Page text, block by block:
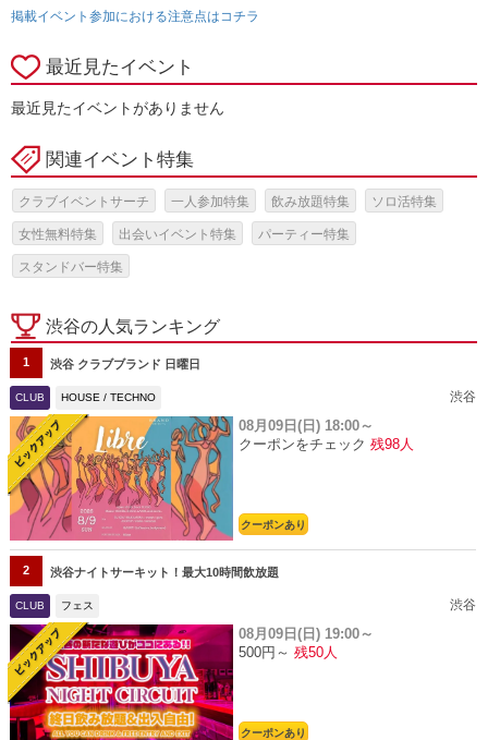
掲載イベント参加における注意点はコチラ
最近見たイベント
最近見たイベントがありません
関連イベント特集
クラブイベントサーチ 一人参加特集 飲み放題特集 ソロ活特集
女性無料特集 出会いイベント特集 パーティー特集
スタンドバー特集
渋谷の人気ランキング
1 渋谷 クラブブランド 日曜日
CLUB HOUSE / TECHNO 渋谷
08月09日(日) 18:00～
クーポンをチェック 残98人
クーポンあり
2 渋谷ナイトサーキット！最大10時間飲放題
CLUB フェス 渋谷
08月09日(日) 19:00～
500円～ 残50人
クーポンあり